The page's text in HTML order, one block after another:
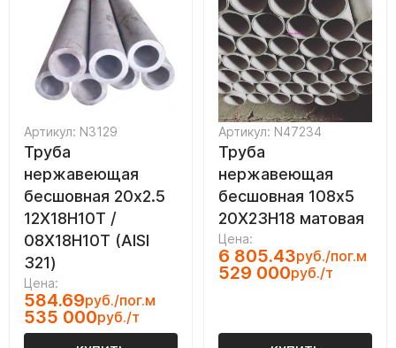
Артикул: N3129
Труба
нержавеющая
бесшовная 20х2.5
12Х18Н10Т /
08Х18Н10Т (AISI
321)
Цена:
584.69руб./пог.м
535 000руб./т
Артикул: N47234
Труба
нержавеющая
бесшовная 108х5
20Х23Н18 матовая
Цена:
6 805.43руб./пог.м
529 000руб./т